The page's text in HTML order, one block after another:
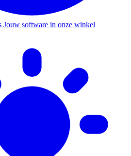
Jouw software in onze winkel